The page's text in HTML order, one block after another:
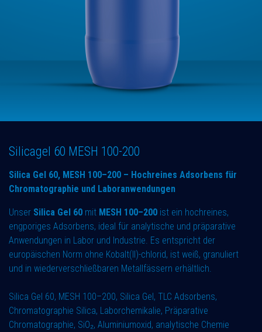
Silicagel 60 MESH 100-200
Silica Gel 60, MESH 100–200 – Hochreines Adsorbens für
Chromatographie und Laboranwendungen
Unser Silica Gel 60 mit MESH 100–200 ist ein hochreines,
engporiges Adsorbens, ideal für analytische und präparative
Anwendungen in Labor und Industrie. Es entspricht der
europäischen Norm ohne Kobalt(II)-chlorid, ist weiß, granuliert
und in wiederverschließbaren Metallfässern erhältlich.
Silica Gel 60, MESH 100–200, Silica Gel, TLC Adsorbens,
Chromatographie Silica, Laborchemikalie, Präparative
Chromatographie, SiO₂, Aluminiumoxid, analytische Chemie